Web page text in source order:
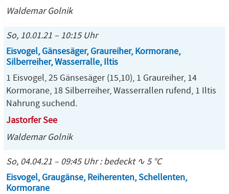
Waldemar Golnik
So, 10.01.21 – 10:15 Uhr
Eisvogel, Gänsesäger, Graureiher, Kormorane,
Silberreiher, Wasserralle, Iltis
1 Eisvogel, 25 Gänsesäger (15,10), 1 Graureiher, 14
Kormorane, 18 Silberreiher, Wasserrallen rufend, 1 Iltis
Nahrung suchend.
Jastorfer See
Waldemar Golnik
So, 04.04.21 – 09:45 Uhr : bedeckt ∿ 5 °C
Eisvogel, Graugänse, Reiherenten, Schellenten,
Kormorane